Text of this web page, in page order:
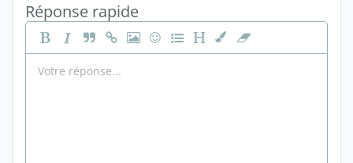
Réponse rapide